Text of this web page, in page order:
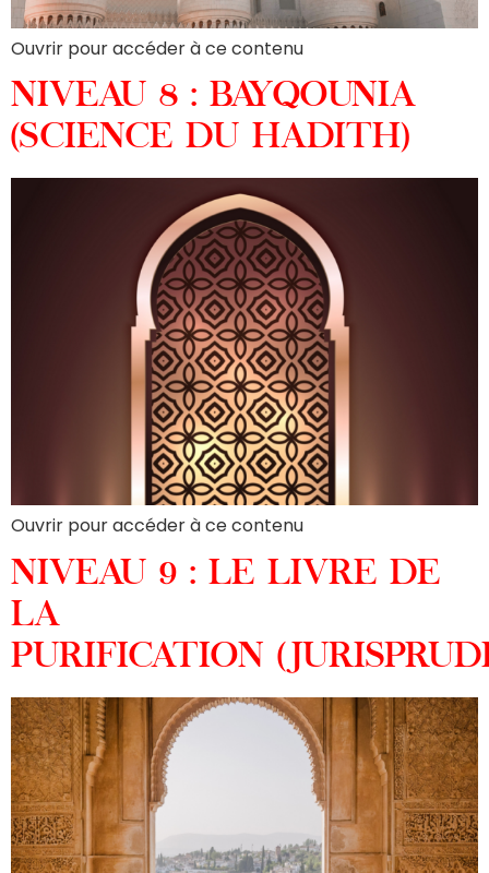
Ouvrir pour accéder à ce contenu
NIVEAU 8 : BAYQOUNIA
(SCIENCE DU HADITH)
Ouvrir pour accéder à ce contenu
NIVEAU 9 : LE LIVRE DE
LA
PURIFICATION